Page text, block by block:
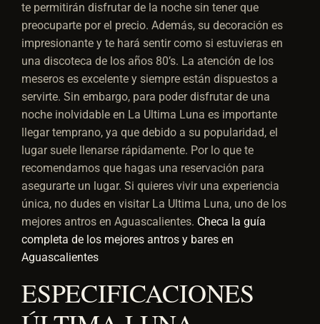
te permitirán disfrutar de la noche sin tener que
preocuparte por el precio. Además, su decoración es
impresionante y te hará sentir como si estuvieras en
una discoteca de los años 80’s. La atención de los
meseros es excelente y siempre están dispuestos a
servirte. Sin embargo, para poder disfrutar de una
noche inolvidable en La Ultima Luna es importante
llegar temprano, ya que debido a su popularidad, el
lugar suele llenarse rápidamente. Por lo que te
recomendamos que hagas una reservación para
asegurarte un lugar. Si quieres vivir una experiencia
única, no dudes en visitar La Ultima Luna, uno de los
mejores antros en Aguascalientes. Checa la guía
completa de los mejores antros y bares en
Aguascalientes
ESPECIFICACIONES